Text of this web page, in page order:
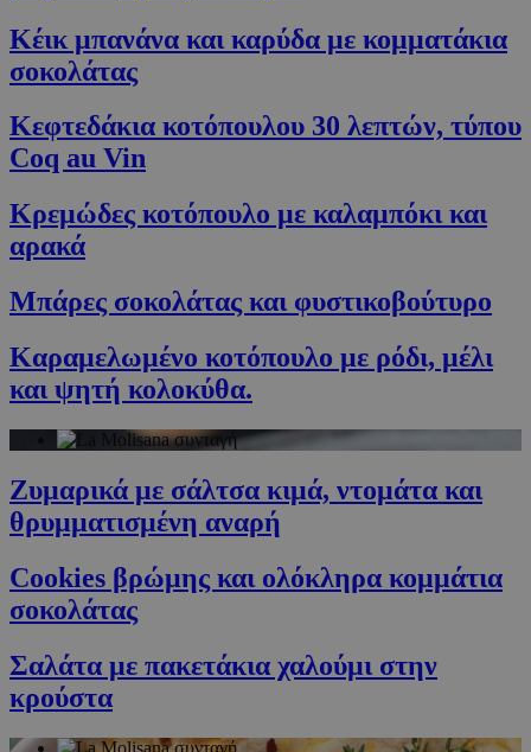
Κέικ μπανάνα και καρύδα με κομματάκια
σοκολάτας
Κεφτεδάκια κοτόπουλου 30 λεπτών, τύπου
Coq au Vin
Κρεμώδες κοτόπουλο με καλαμπόκι και
αρακά
Μπάρες σοκολάτας και φυστικοβούτυρο
Καραμελωμένο κοτόπουλο με ρόδι, μέλι
και ψητή κολοκύθα.
Ζυμαρικά με σάλτσα κιμά, ντομάτα και
θρυμματισμένη αναρή
Cookies βρώμης και ολόκληρα κομμάτια
σοκολάτας
Σαλάτα με πακετάκια χαλούμι στην
κρούστα